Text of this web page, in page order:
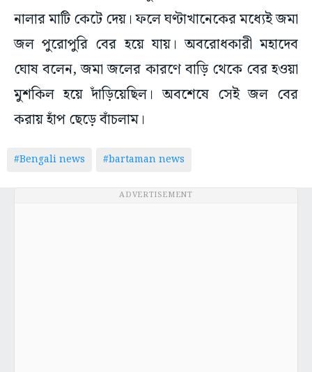
নালার মাটি কেটে দেয়। ফলে ঘণ্টাখানেকের মধ্যেই জমা
জল পুরোপুরি বের হয়ে যায়। অবরোধকারী মহাদেব
ঘোষ বলেন, জমা জলের কারণে বাড়ি থেকে বের হওয়া
মুশকিল হয়ে দাঁড়িয়েছিল। অবশেষে সেই জল বের
করায় হাঁপ ছেড়ে বাঁচলাম।
#Bengali news #bartaman news
ADVERTISEMENT